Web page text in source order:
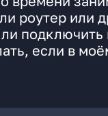
роутер или
подключить
если в